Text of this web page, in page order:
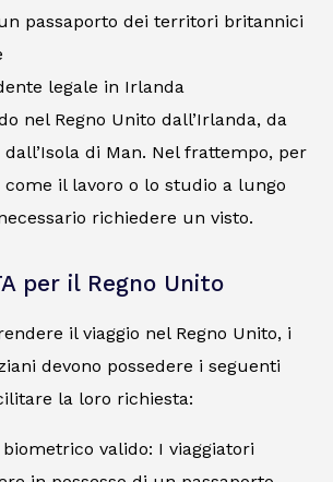
passaporto dei territori britannici
legale in Irlanda
nel Regno Unito dall’Irlanda, da
dall’Isola di Man. Nel frattempo, per
il lavoro o lo studio a lungo
richiedere un visto.
per il Regno Unito
il viaggio nel Regno Unito, i
devono possedere i seguenti
la loro richiesta:
biometrico valido: I viaggiatori